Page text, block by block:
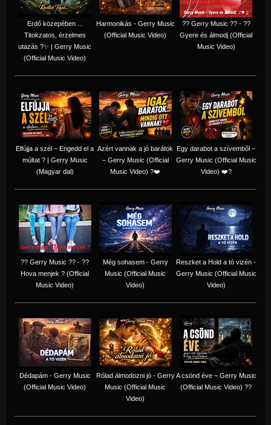
Erdő közepében ...
Titokzatos, érzelmes
utazás ?✨ | Gerry Music
(Official Music Video)
Harmonikás - Gerry Music
(Official Music Video)
?? Gerry Music ?? - ??
Gyere és álmodj (Official
Music Video)
Elfújja a szél – Engedd el a
múltat ? | Gerry Music
(Magyar dal)
Azért vannak a jó barátok
– Gerry Music (Official
Music Video) ?❤️
Egy darabot a szívemből –
Gerry Music (Official Music
Video) ❤️?
?? Gerry Music ?? - ??
Hova menjek ? (Official
Music Video)
Még sohasem - Gerry
Music (Official Music
Video)
Reszket a Hold a tó vizén -
Gerry Music (Official Music
Video)
Dédapám - Gerry Music
(Official Music Video)
Rólad álmodozni jó - Gerry
Music (Official Music
Video)
A csönd éve – Gerry Music
(Official Music Video) ??